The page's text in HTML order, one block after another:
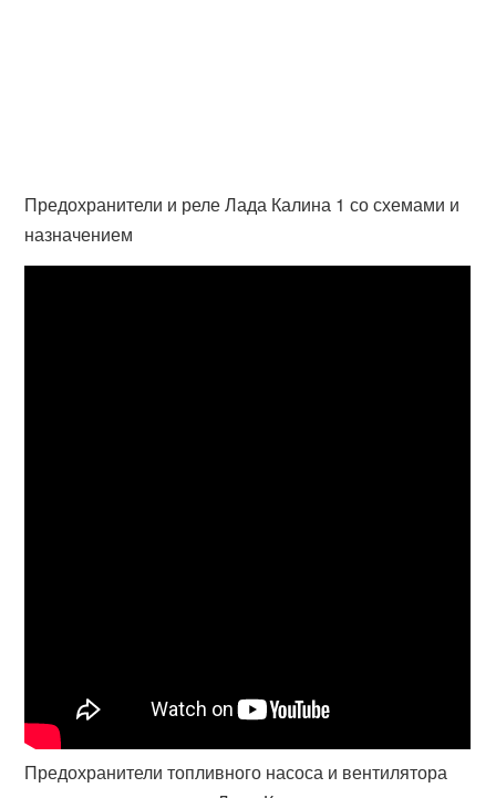
Предохранители и реле Лада Калина 1 со схемами и
назначением
Предохранители топливного насоса и вентилятора